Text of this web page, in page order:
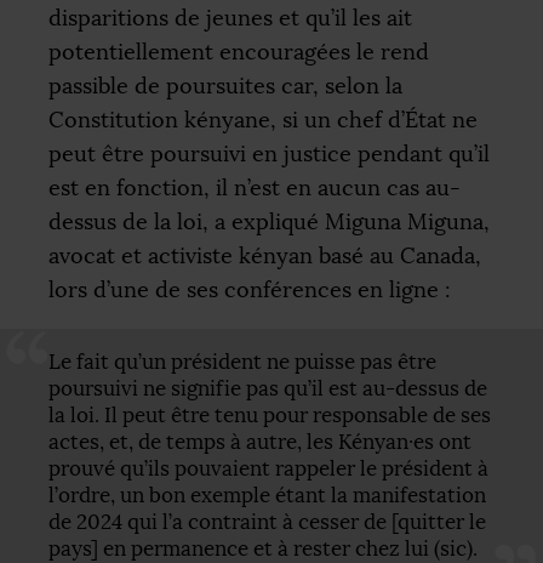
disparitions de jeunes et qu’il les ait
potentiellement encouragées le rend
passible de poursuites car, selon la
Constitution kényane, si un chef d’État ne
peut être poursuivi en justice pendant qu’il
est en fonction, il n’est en aucun cas au-
dessus de la loi, a expliqué Miguna Miguna,
avocat et activiste kényan basé au Canada,
lors d’une de ses conférences en ligne :
Le fait qu’un président ne puisse pas être
poursuivi ne signifie pas qu’il est au-dessus de
la loi. Il peut être tenu pour responsable de ses
actes, et, de temps à autre, les Kényan·es ont
prouvé qu’ils pouvaient rappeler le président à
l’ordre, un bon exemple étant la manifestation
de 2024 qui l’a contraint à cesser de [quitter le
pays] en permanence et à rester chez lui (sic).